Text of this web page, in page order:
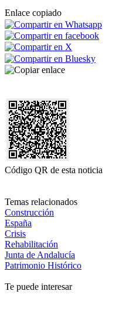
Enlace copiado
Código QR de esta noticia
Temas relacionados
Construcción
España
Crisis
Rehabilitación
Junta de Andalucía
Patrimonio Histórico
Te puede interesar